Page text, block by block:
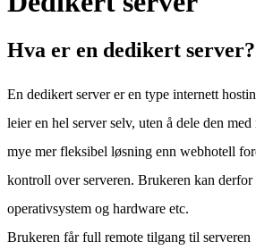
Hva er en dedikert server?
En dedikert server er en type internett
leier en hel server selv, uten å dele den
mye mer fleksibel løsning enn webhotell
kontroll over serveren. Brukeren kan derfor
operativsystem og hardware etc.
Brukeren får full remote tilgang til serveren